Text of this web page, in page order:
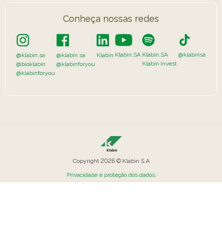
Conheça nossas redes
@klabin.sa
@bioklabin
@klabinforyou
@klabin.sa
@klabinforyou
Klabin Klabin.SA Klabin.SA
Klabin Invest
@klabinsa
Copyright 2026 © Klabin S.A
Privacidade e proteção dos dados